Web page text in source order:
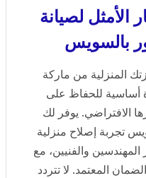
الأمثل لصيانة
بالسويس
المنزلية من ماركة
أساسية للحفاظ على
الافتراضي. يوفر لك
تجربة إصلاح منزلية
والفنيين، مع
المعتمد. لا تتردد